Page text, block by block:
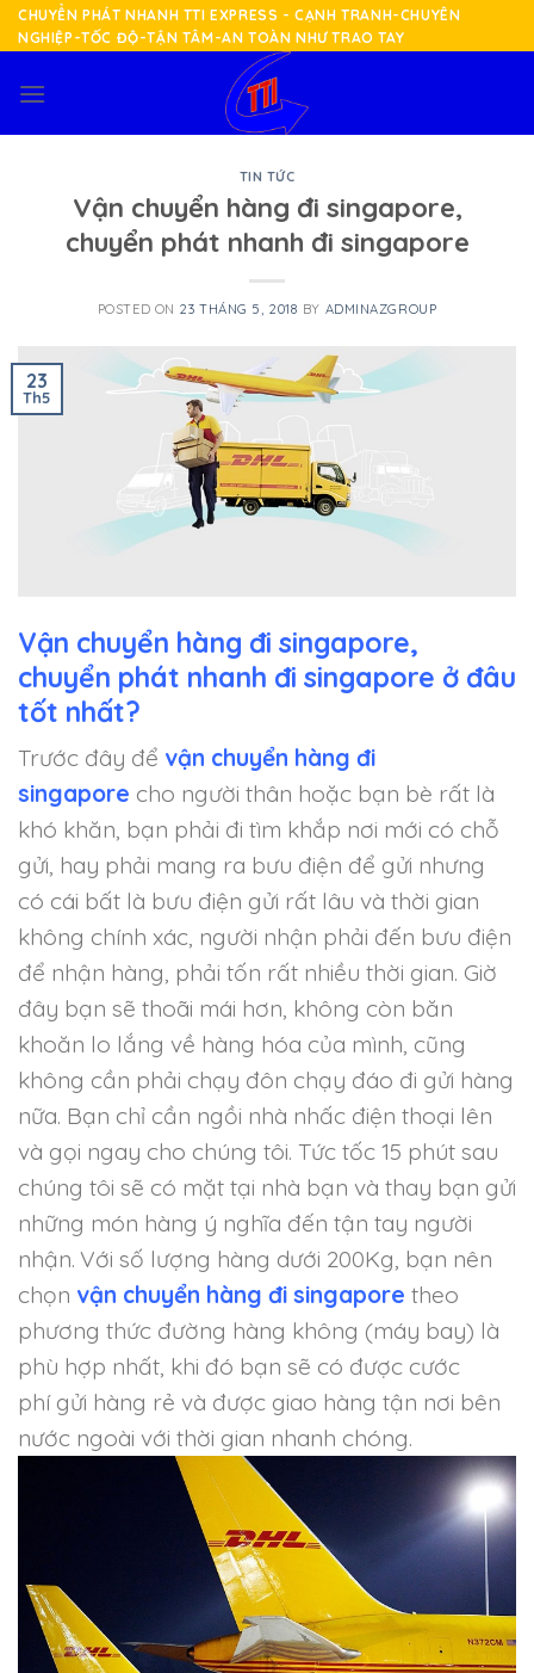
Skip
to
CHUYỂN PHÁT NHANH TTI EXPRESS - CẠNH TRANH-CHUYÊN
NGHIỆP-TỐC ĐỘ-TẬN TÂM-AN TOÀN NHƯ TRAO TAY
TIN TỨC
Vận chuyển hàng đi singapore,
chuyển phát nhanh đi singapore
POSTED ON 23 THÁNG 5, 2018 BY ADMINAZGROUP
23
Th5
Vận chuyển hàng đi singapore,
chuyển phát nhanh đi singapore ở đâu
tốt nhất?
Trước đây để vận chuyển hàng đi
singapore cho người thân hoặc bạn bè rất là
khó khăn, bạn phải đi tìm khắp nơi mới có chỗ
gửi, hay phải mang ra bưu điện để gửi nhưng
có cái bất là bưu điện gửi rất lâu và thời gian
không chính xác, người nhận phải đến bưu điện
để nhận hàng, phải tốn rất nhiều thời gian. Giờ
đây bạn sẽ thoãi mái hơn, không còn băn
khoăn lo lắng về hàng hóa của mình, cũng
không cần phải chạy đôn chạy đáo đi gửi hàng
nữa. Bạn chỉ cần ngồi nhà nhấc điện thoại lên
và gọi ngay cho chúng tôi. Tức tốc 15 phút sau
chúng tôi sẽ có mặt tại nhà bạn và thay bạn gửi
những món hàng ý nghĩa đến tận tay người
nhận. Với số lượng hàng dưới 200Kg, bạn nên
chọn vận chuyển hàng đi singapore theo
phương thức đường hàng không (máy bay) là
phù hợp nhất, khi đó bạn sẽ có được cước
phí gửi hàng rẻ và được giao hàng tận nơi bên
nước ngoài với thời gian nhanh chóng.